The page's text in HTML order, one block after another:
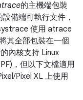
的主機端包裝
設備端可執行文件，
使用 atrace
其全部包裝在一個
內核支持 Linux
，但以下文檔適用
Pixel XL 上使用